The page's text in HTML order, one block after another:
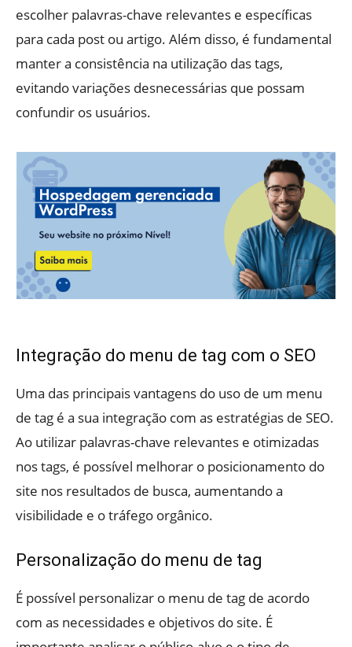
escolher palavras-chave relevantes e específicas
para cada post ou artigo. Além disso, é fundamental
manter a consistência na utilização das tags,
evitando variações desnecessárias que possam
confundir os usuários.
Integração do menu de tag com o SEO
Uma das principais vantagens do uso de um menu
de tag é a sua integração com as estratégias de SEO.
Ao utilizar palavras-chave relevantes e otimizadas
nos tags, é possível melhorar o posicionamento do
site nos resultados de busca, aumentando a
visibilidade e o tráfego orgânico.
Personalização do menu de tag
É possível personalizar o menu de tag de acordo
com as necessidades e objetivos do site. É